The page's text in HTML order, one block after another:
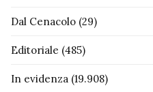
Dal Cenacolo (29)
Editoriale (485)
In evidenza (19.908)